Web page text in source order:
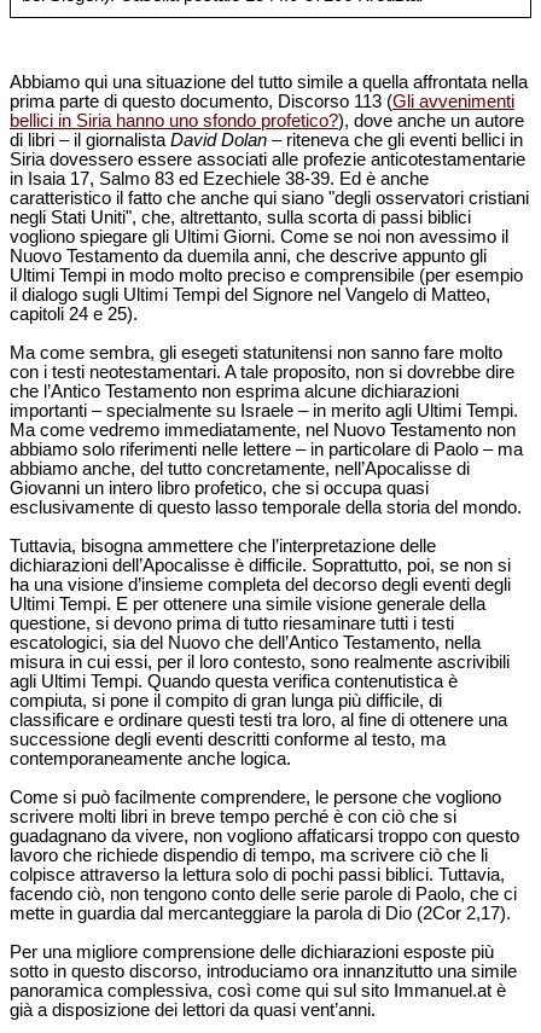
Abbiamo qui una situazione del tutto simile a quella affrontata nella
prima parte di questo documento, Discorso 113 (Gli avvenimenti
bellici in Siria hanno uno sfondo profetico?), dove anche un autore
di libri – il giornalista David Dolan – riteneva che gli eventi bellici in
Siria dovessero essere associati alle profezie anticotestamentarie
in Isaia 17, Salmo 83 ed Ezechiele 38-39. Ed è anche
caratteristico il fatto che anche qui siano "degli osservatori cristiani
negli Stati Uniti", che, altrettanto, sulla scorta di passi biblici
vogliono spiegare gli Ultimi Giorni. Come se noi non avessimo il
Nuovo Testamento da duemila anni, che descrive appunto gli
Ultimi Tempi in modo molto preciso e comprensibile (per esempio
il dialogo sugli Ultimi Tempi del Signore nel Vangelo di Matteo,
capitoli 24 e 25).
Ma come sembra, gli esegeti statunitensi non sanno fare molto
con i testi neotestamentari. A tale proposito, non si dovrebbe dire
che l’Antico Testamento non esprima alcune dichiarazioni
importanti – specialmente su Israele – in merito agli Ultimi Tempi.
Ma come vedremo immediatamente, nel Nuovo Testamento non
abbiamo solo riferimenti nelle lettere – in particolare di Paolo – ma
abbiamo anche, del tutto concretamente, nell’Apocalisse di
Giovanni un intero libro profetico, che si occupa quasi
esclusivamente di questo lasso temporale della storia del mondo.
Tuttavia, bisogna ammettere che l’interpretazione delle
dichiarazioni dell’Apocalisse è difficile. Soprattutto, poi, se non si
ha una visione d’insieme completa del decorso degli eventi degli
Ultimi Tempi. E per ottenere una simile visione generale della
questione, si devono prima di tutto riesaminare tutti i testi
escatologici, sia del Nuovo che dell’Antico Testamento, nella
misura in cui essi, per il loro contesto, sono realmente ascrivibili
agli Ultimi Tempi. Quando questa verifica contenutistica è
compiuta, si pone il compito di gran lunga più difficile, di
classificare e ordinare questi testi tra loro, al fine di ottenere una
successione degli eventi descritti conforme al testo, ma
contemporaneamente anche logica.
Come si può facilmente comprendere, le persone che vogliono
scrivere molti libri in breve tempo perché è con ciò che si
guadagnano da vivere, non vogliono affaticarsi troppo con questo
lavoro che richiede dispendio di tempo, ma scrivere ciò che li
colpisce attraverso la lettura solo di pochi passi biblici. Tuttavia,
facendo ciò, non tengono conto delle serie parole di Paolo, che ci
mette in guardia dal mercanteggiare la parola di Dio (2Cor 2,17).
Per una migliore comprensione delle dichiarazioni esposte più
sotto in questo discorso, introduciamo ora innanzitutto una simile
panoramica complessiva, così come qui sul sito Immanuel.at è
già a disposizione dei lettori da quasi vent’anni.